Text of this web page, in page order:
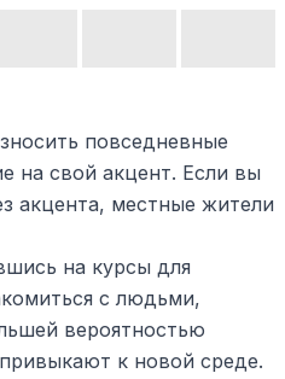
повседневные
на свой акцент. Если вы
акцента, местные жители
на курсы для
с людьми,
вероятностью
к новой среде.